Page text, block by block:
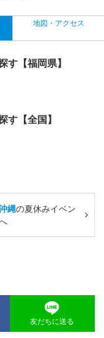
地図・アクセス
す【福岡県】
す【全国】
縄の夏休みイベン
友だちに送る